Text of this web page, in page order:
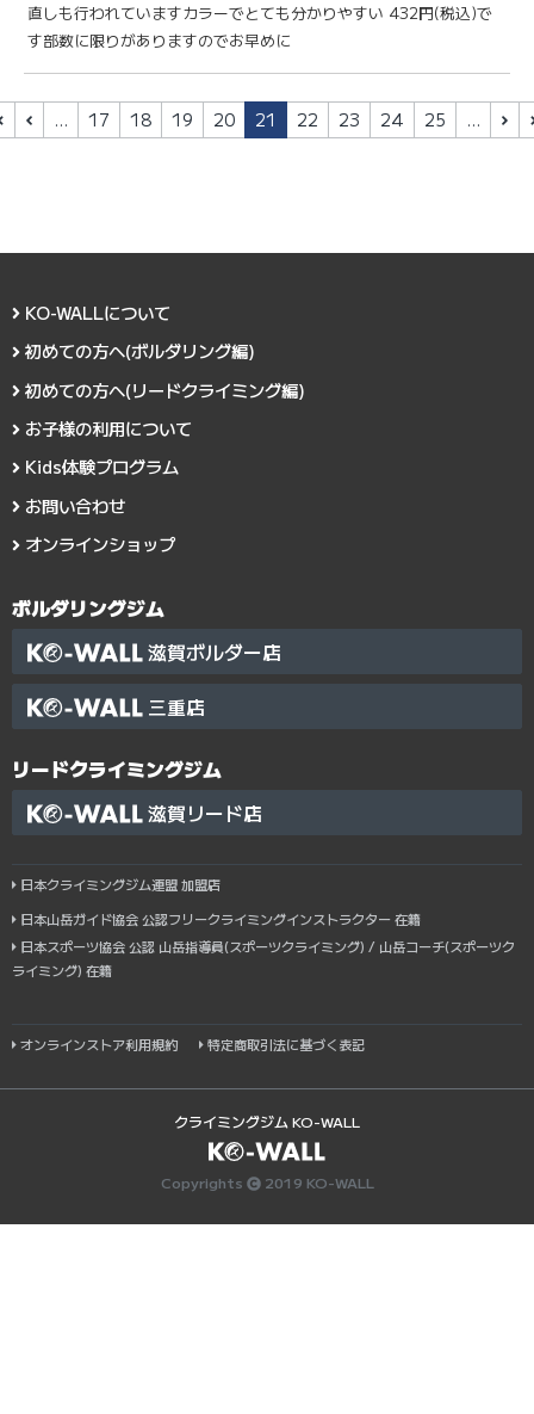
直しも行われていますカラーでとても分かりやすい 432円(税込)で
す部数に限りがありますのでお早めに
« 最初 … 17 18 19 20 21 (current)
22 23 24 25 … 次 ›
KO-WALLについて
初めての方へ(ボルダリング編)
初めての方へ(リードクライミング編)
お子様の利用について
Kids体験プログラム
お問い合わせ
オンラインショップ
ボルダリングジム
滋賀ボルダー店
三重店
リードクライミングジム
滋賀リード店
日本クライミングジム連盟 加盟店
日本山岳ガイド協会 公認フリークライミングインストラクター 在籍
日本スポーツ協会 公認 山岳指導員(スポーツクライミング) / 山岳コーチ(スポーツク
ライミング) 在籍
オンラインストア利用規約 特定商取引法に基づく表記
クライミングジム KO-WALL
Copyrights 2019 KO-WALL